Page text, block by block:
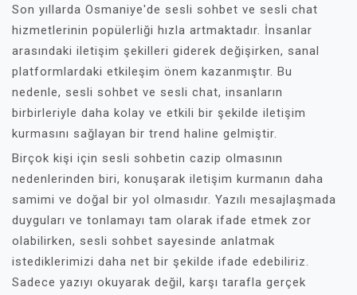
Son yıllarda Osmaniye'de sesli sohbet ve sesli chat
hizmetlerinin popülerliği hızla artmaktadır. İnsanlar
arasındaki iletişim şekilleri giderek değişirken, sanal
platformlardaki etkileşim önem kazanmıştır. Bu
nedenle, sesli sohbet ve sesli chat, insanların
birbirleriyle daha kolay ve etkili bir şekilde iletişim
kurmasını sağlayan bir trend haline gelmiştir.
Birçok kişi için sesli sohbetin cazip olmasının
nedenlerinden biri, konuşarak iletişim kurmanın daha
samimi ve doğal bir yol olmasıdır. Yazılı mesajlaşmada
duyguları ve tonlamayı tam olarak ifade etmek zor
olabilirken, sesli sohbet sayesinde anlatmak
istediklerimizi daha net bir şekilde ifade edebiliriz.
Sadece yazıyı okuyarak değil, karşı tarafla gerçek